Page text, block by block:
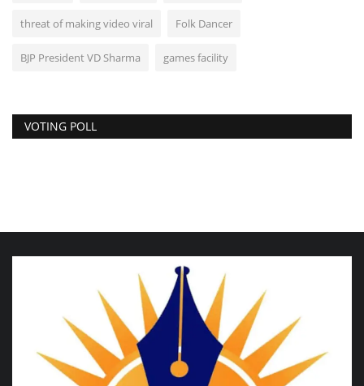
threat of making video viral Folk Dancer
BJP President VD Sharma games facility
VOTING POLL